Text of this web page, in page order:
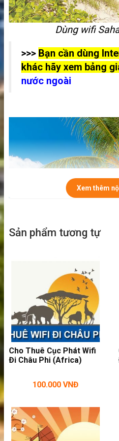
Dùng wifi
>>> Bạn cần dùng
khác hãy xem bảng
nước ngoài
Dùng wifi tốc độ
>>> Bạn thường
nên sắm: bộ phát wifi
Thủ tục thuê wifi đơn
cần phải ký kết hợp
Xem thêm
Sản phẩm tương tự
Cho Thuê Cục Phát Wifi
Đi Châu Phi (Africa)
100.000 VNĐ